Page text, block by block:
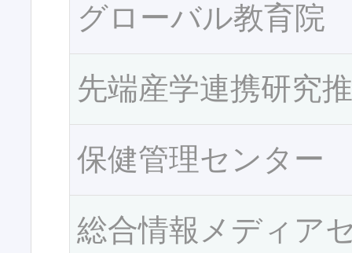
グローバル教育院
先端産学連携研究
保健管理センター
総合情報メディア